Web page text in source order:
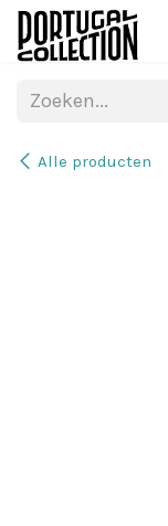
Overslaan naar inhoud
Alle producten